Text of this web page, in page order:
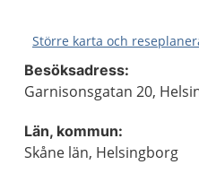
Större karta och
Besöksadress:
Garnisonsgatan 20,
Län, kommun:
Skåne län, Helsingborg